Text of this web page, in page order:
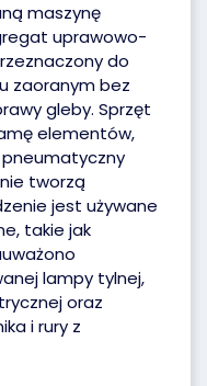
maszynę
uprawowo-
do
zaoranym bez
gleby. Sprzęt
elementów,
pneumatyczny
tworzą
jest używane
takie jak
lampy tylnej,
oraz
i rury z